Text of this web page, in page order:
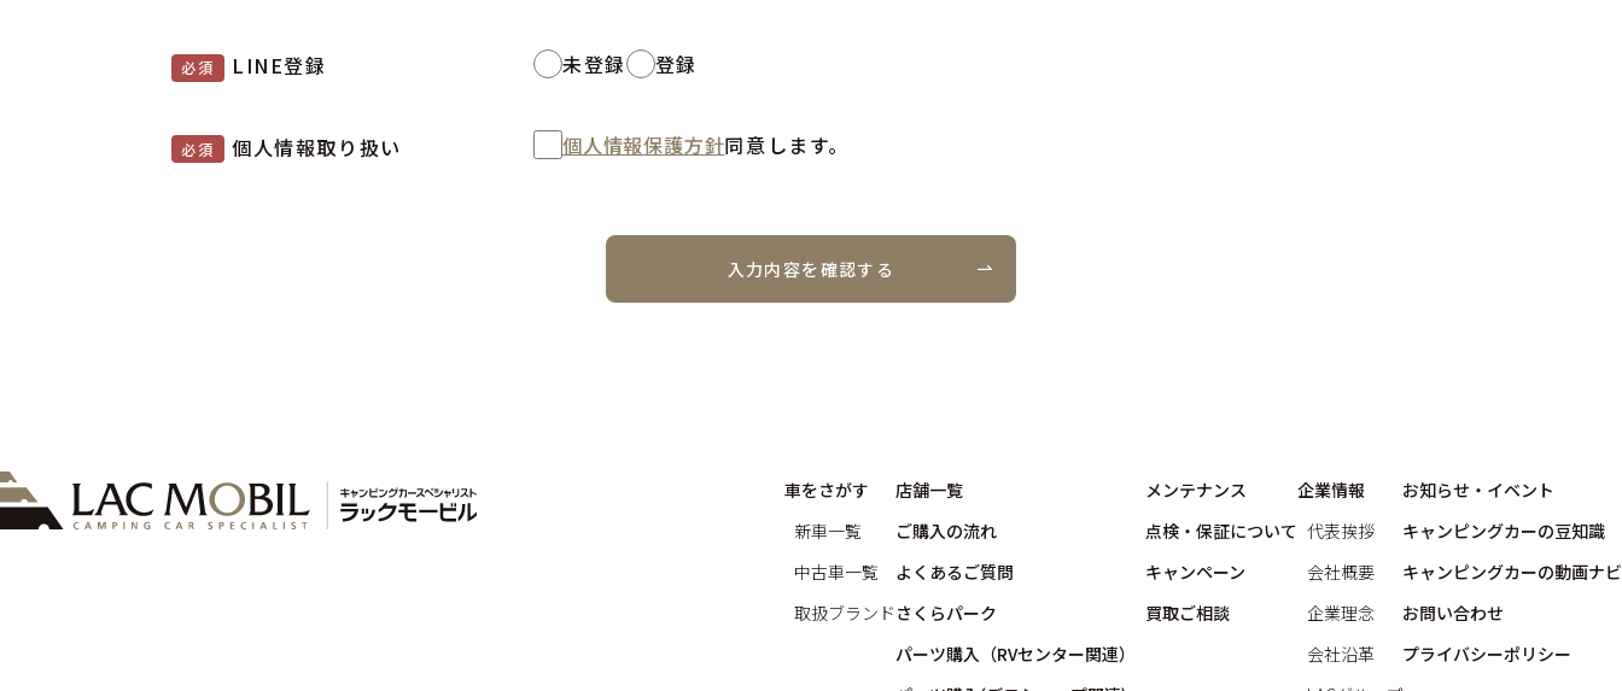
必須 LINE登録 未登録 登録
必須 個人情報取り扱い 個人情報保護方針同意します。
入力内容を確認する
車をさがす
新車一覧
中古車一覧
取扱ブランド
店舗一覧
ご購入の流れ
よくあるご質問
さくらパーク
パーツ購入（RVセンター関連）
メンテナンス
点検・保証について
キャンペーン
買取ご相談
企業情報
代表挨拶
会社概要
企業理念
会社沿革
お知らせ・イベント
キャンピングカーの豆知識
キャンピングカーの動画ナビ
お問い合わせ
プライバシーポリシー